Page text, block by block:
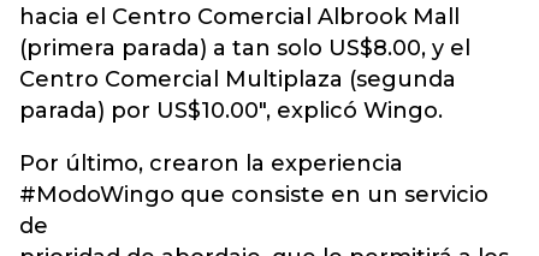
hacia el Centro Comercial Albrook Mall
(primera parada) a tan solo US$8.00, y el
Centro Comercial Multiplaza (segunda
parada) por US$10.00", explicó Wingo.
Por último, crearon la experiencia
#ModoWingo que consiste en un servicio
de